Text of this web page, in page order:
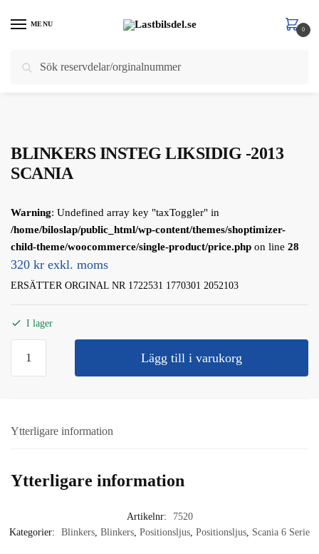
MENU
efter:
0
Hem Scania / Scania 5 Serie / BELYSNING /
BLINKERS INSTEG LIKSIDIG -2013
SCANIA
Warning: Undefined array key "taxToggler" in
/home/biloslap/public_html/wp-content/themes/shoptimizer-
child-theme/woocommerce/single-product/price.php on line 28
320 kr exkl. moms
ERSÄTTER ORGINAL NR 1722531 1770301 2052103
I lager
INSTEG
mängd
Lägg till i varukorg
Ytterligare information
Ytterligare information
Artikelnr:
7520
Kategorier:
Blinkers, Blinkers, Positionsljus, Positionsljus, Scania 6 Serie